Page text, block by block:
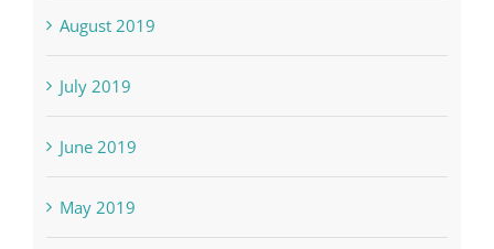
August 2019
July 2019
June 2019
May 2019